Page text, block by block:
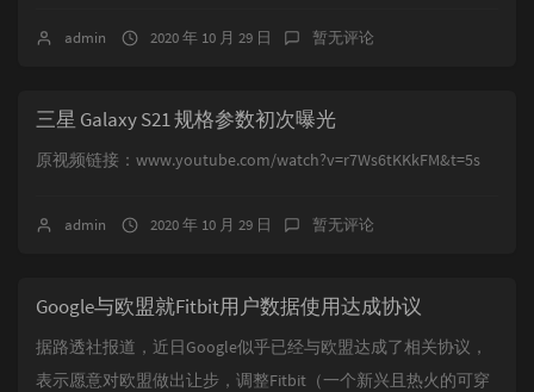
admin 2020 年 10 月 29 日 暂无评论
三星 Galaxy S21 规格参数初次曝光
原视频链接：www.youtube.com/watch?v=r7Ws6tKKkFM&t=5s
admin 2020 年 10 月 29 日 暂无评论
Google与欧盟就Fitbit用户数据使用达成协议
据路透社报道，近日Google似乎已经与欧盟达成了相关协议，
表示愿意对欧盟做出让步，调整Fitbit（一个新兴且热火的可穿